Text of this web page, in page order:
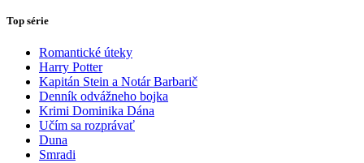
Top série
Romantické úteky
Harry Potter
Kapitán Stein a Notár Barbarič
Denník odvážneho bojka
Krimi Dominika Dána
Učím sa rozprávať
Duna
Smradi